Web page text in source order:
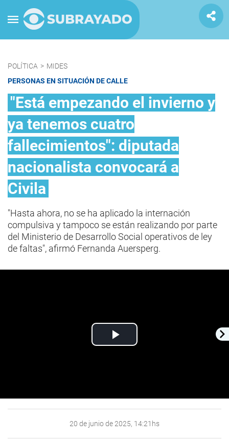
POLÍTICA > MIDES
PERSONAS EN SITUACIÓN DE CALLE
"Está empezando el invierno y
ya tenemos cuatro
fallecimientos": diputada
nacionalista convocará a
Civila
"Hasta ahora, no se ha aplicado la internación
compulsiva y tampoco se están realizando por parte
del Ministerio de Desarrollo Social operativos de ley
de faltas", afirmó Fernanda Auersperg.
Play
20 de junio de 2025, 14:21hs